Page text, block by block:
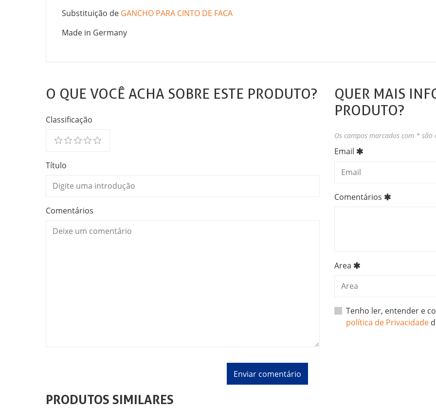
Substituição de GANCHO PARA CINTO DE FACA
Made in Germany
O QUE VOCÊ ACHA SOBRE ESTE PRODUTO?
Classificação
Título
Comentários
QUER MAIS
PRODUTO?
Os campos marcados com *
Email
Comentários
Area
Tenho ler, entender e
política de Privacidade
PRODUTOS SIMILARES